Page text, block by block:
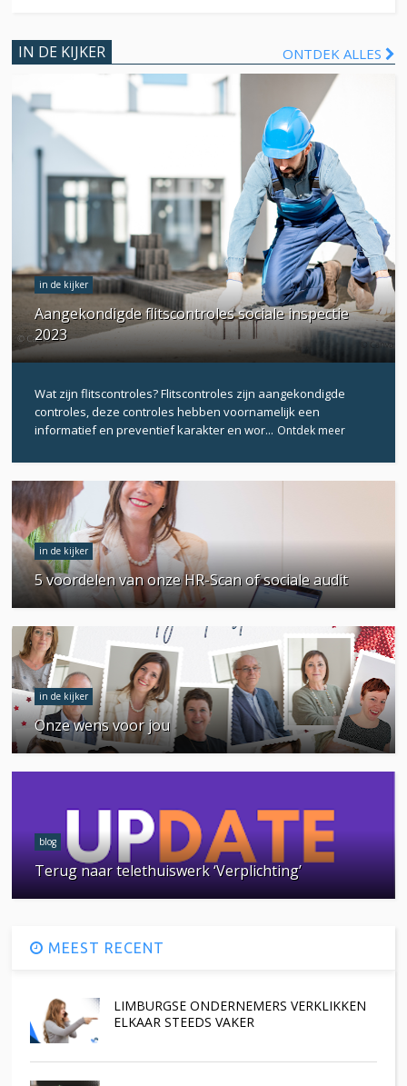
IN DE KIJKER ONTDEK ALLES
in de kijker
Aangekondigde flitscontroles sociale inspectie
2023
Wat zijn flitscontroles? Flitscontroles zijn aangekondigde
controles, deze controles hebben voornamelijk een
informatief en preventief karakter en wor... Ontdek meer
in de kijker
5 voordelen van onze HR-Scan of sociale audit
in de kijker
Onze wens voor jou
blog
Terug naar telethuiswerk ‘Verplichting’
MEEST RECENT
LIMBURGSE ONDERNEMERS VERKLIKKEN
ELKAAR STEEDS VAKER